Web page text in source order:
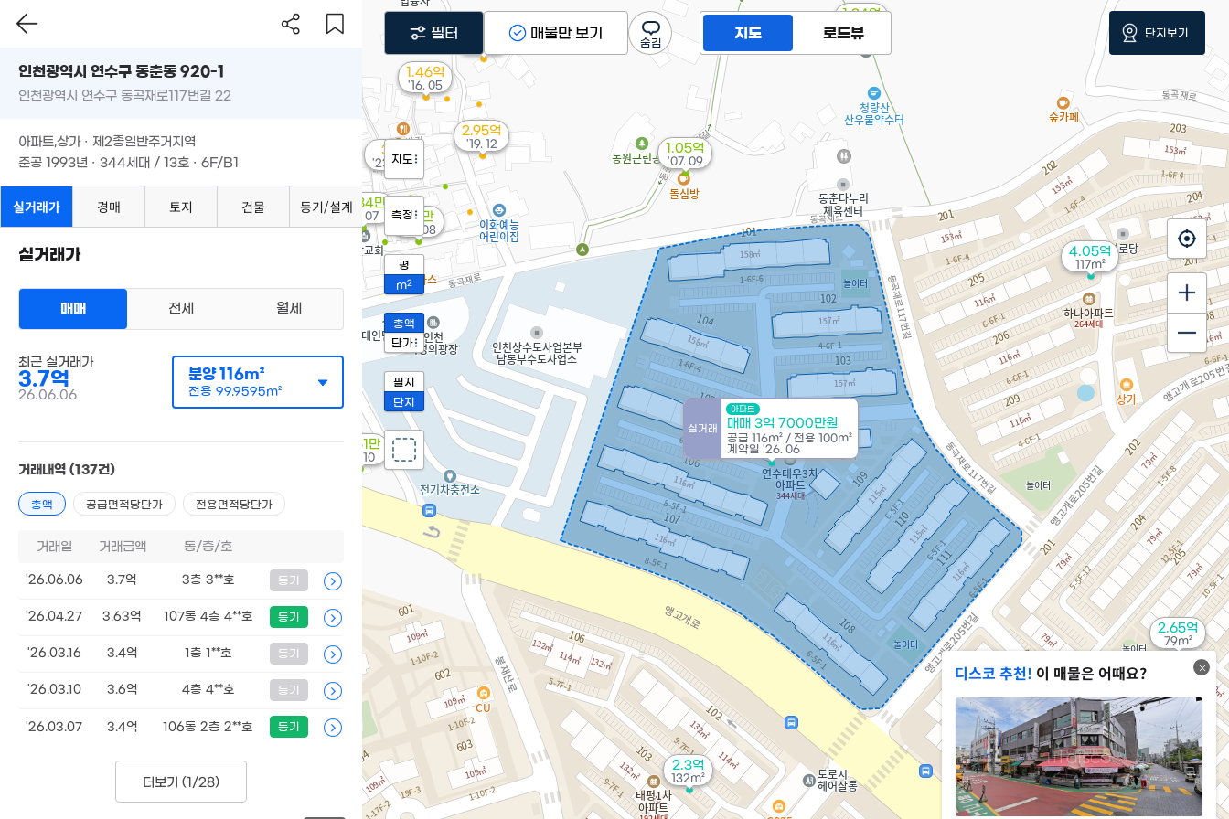
2.65억
79m²
실거래
아파트
매매 3억 7000만원
공급 116m² / 전용 100m²
계약일 '26. 06
2.3억
132m²
4.05억
117m²
1.34억
'25. 05
811만
'24. 08
3억
'23. 06
2.95억
'19. 12
1,651만
'19. 10
1.46억
'16. 05
2,784만
'14. 07
1.05억
'07. 09
디스코 추천! 이 매물은 어때요?
지도 로드뷰
지도
측정
평
m2
총액
단가
필지
단지
필터 매물만 보기 단지보기
인천광역시 연수구 동춘동 920-1
인천광역시 연수구 동곡재로117번길 22
아파트,상가 · 제2종일반주거지역
준공 1993년 · 344세대 / 13호 · 6F/B1
실거래가 경매 토지 건물 등기/설계
실거래가
매매 전세 월세
최근 실거래가
3.7억
26.06.06
분양116m²
전용 99.9595m²
거래내역 (137건)
총액 공급면적당단가 전용면적당단가
거래일 거래금액 동/층/호
'26.06.06 3.7억 3층 3**호 등기
'26.04.27 3.63억 107동 4층 4**호 등기
'26.03.16 3.4억 1층 1**호 등기
'26.03.10 3.6억 4층 4**호 등기
'26.03.07 3.4억 106동 2층 2**호 등기
더보기 (1/28)